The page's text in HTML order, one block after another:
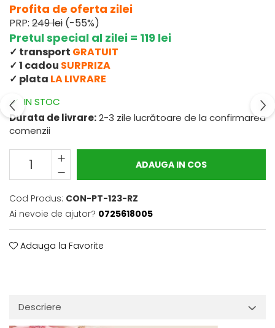
Profita de oferta zilei
PRP: 249 lei (-55%)
Pretul special al zilei = 119 lei
✓ transport GRATUIT
✓ 1 cadou SURPRIZA
✓ plata LA LIVRARE
IN STOC
Durata de livrare:2-3 zile lucrătoare de la confirmarea
comenzii
ADAUGA IN COS
Cod Produs: CON-PT-123-RZ
Ai nevoie de ajutor? 0725618005
Adauga la Favorite
Descriere